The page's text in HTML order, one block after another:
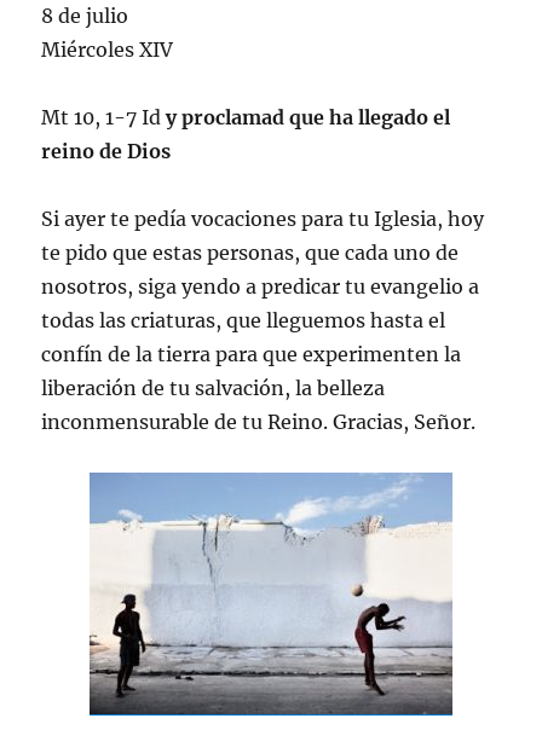
8 de julio
Miércoles XIV
Mt 10, 1-7 Idy proclamad que ha llegado el
reino de Dios
Si ayer te pedía vocaciones para tu Iglesia, hoy
te pido que estas personas, que cada uno de
nosotros, siga yendo a predicar tu evangelio a
todas las criaturas, que lleguemos hasta el
confín de la tierra para que experimenten la
liberación de tu salvación, la belleza
inconmensurable de tu Reino. Gracias, Señor.